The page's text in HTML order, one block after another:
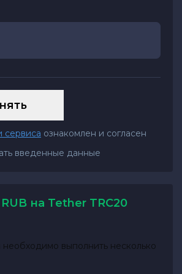
сервиса ознакомлен и согласен
введенные данные
на Tether TRC20
выполнить несколько